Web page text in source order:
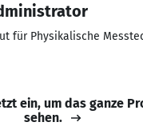
für Physikalische
ein, um das ganze
sehen.